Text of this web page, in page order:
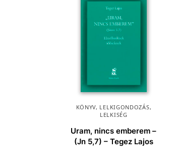
KÖNYV, LELKIGONDOZÁS,
LELKISÉG
Uram, nincs emberem –
(Jn 5,7) – Tegez Lajos